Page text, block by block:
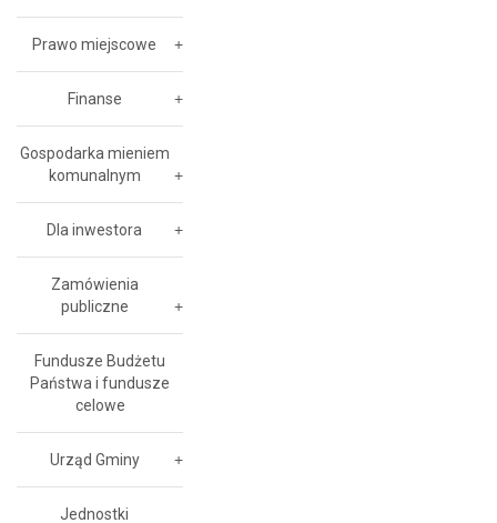
Prawo miejscowe
Finanse
Gospodarka mieniem
komunalnym
Dla inwestora
Zamówienia
publiczne
Fundusze Budżetu
Państwa i fundusze
celowe
Urząd Gminy
Jednostki